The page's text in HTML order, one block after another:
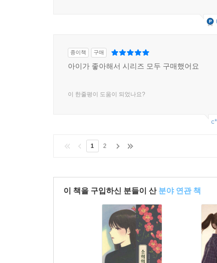
종이책 구매
아이가 좋아해서 시리즈 모두 구매했어요
이 한줄평이 도움이 되었나요?
1 2
이 책을 구입하신 분들이 산 분야 연관 책